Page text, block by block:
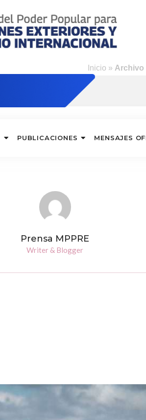
Inicio » Archivo
PUBLICACIONES MENSAJES
Prensa MPPRE
Writer & Blogger